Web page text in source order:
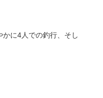
に4人での釣行、そし